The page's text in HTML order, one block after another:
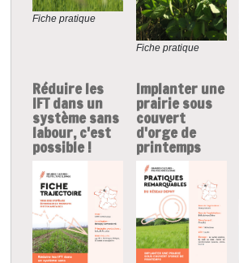
Fiche pratique
Fiche pratique
Réduire les
IFT dans un
système sans
labour, c'est
possible !
Implanter une
prairie sous
couvert
d'orge de
printemps